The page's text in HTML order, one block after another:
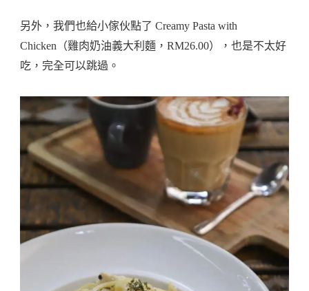
另外，我們也給小傢伙點了 Creamy Pasta with
Chicken（雞肉奶油義大利麵，RM26.00），也是不太好
吃，完全可以跳過。